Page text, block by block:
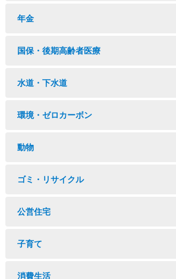
年金
国保・後期高齢者医療
水道・下水道
環境・ゼロカーボン
動物
ゴミ・リサイクル
公営住宅
子育て
消費生活